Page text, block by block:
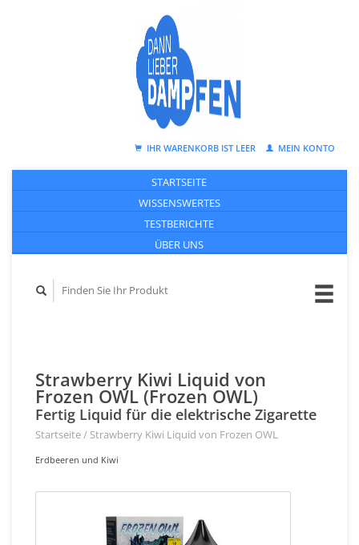
IHR WARENKORB IST LEER MEIN KONTO
STARTSEITE
WISSENSWERTES
TESTBERICHTE
ÜBER UNS
Strawberry Kiwi Liquid von
Frozen OWL (Frozen OWL)
Fertig Liquid für die elektrische Zigarette
Startseite/ Strawberry Kiwi Liquid von Frozen OWL
Erdbeeren und Kiwi